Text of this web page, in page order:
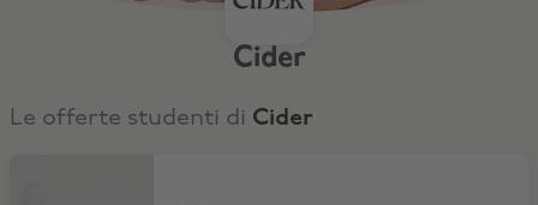
Cider
Le offerte studenti di Cider